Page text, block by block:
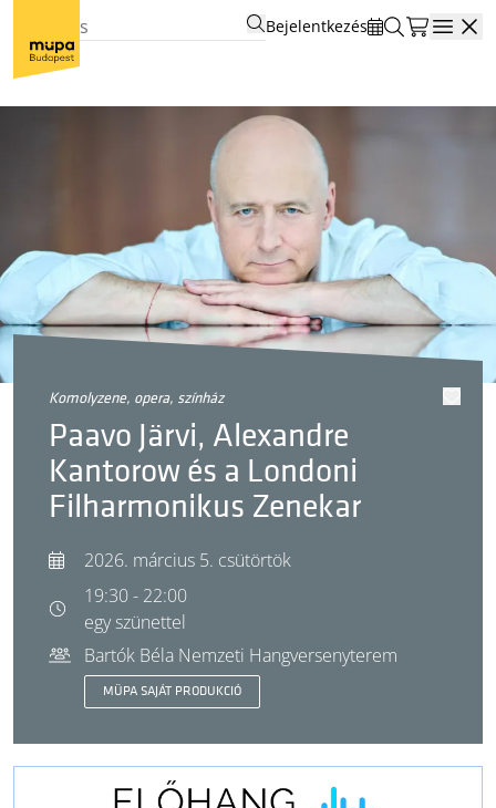
Bejelentkezés
komolyzene, opera, színház
Paavo Järvi, Alexandre
Kantorow és a Londoni
Filharmonikus Zenekar
2026. március 5. csütörtök
19:30 - 22:00
egy szünettel
Bartók Béla Nemzeti Hangversenyterem
MÜPA SAJÁT PRODUKCIÓ